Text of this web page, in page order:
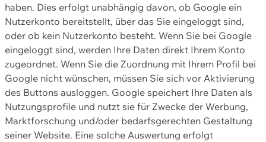
haben. Dies erfolgt unabhängig davon, ob Google ein
Nutzerkonto bereitstellt, über das Sie eingeloggt sind,
oder ob kein Nutzerkonto besteht. Wenn Sie bei Google
eingeloggt sind, werden Ihre Daten direkt Ihrem Konto
zugeordnet. Wenn Sie die Zuordnung mit Ihrem Profil bei
Google nicht wünschen, müssen Sie sich vor Aktivierung
des Buttons ausloggen. Google speichert Ihre Daten als
Nutzungsprofile und nutzt sie für Zwecke der Werbung,
Marktforschung und/oder bedarfsgerechten Gestaltung
seiner Website. Eine solche Auswertung erfolgt